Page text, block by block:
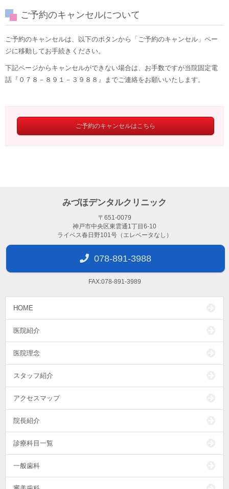
ご予約のキャンセルについて
ご予約のキャンセルは、以下のボタンから「ご予約のキャンセル」ペー
ジに移動してお手続きください。
下記ページからキャンセルができない場合は、お手数ですが当院固定電
話『０７８－８９１－３９８８』までご連絡をお願いいたします。
ご予約のキャンセルはこちら
みづほデンタルクリニック
〒651-0079
神戸市中央区東雲通1丁目6-10
ライベス春日野101号（エレベータなし）
078-891-3988
FAX:078-891-3989
HOME
医院紹介
医院理念
スタッフ紹介
アクセスマップ
院長紹介
診療科目一覧
一般歯科